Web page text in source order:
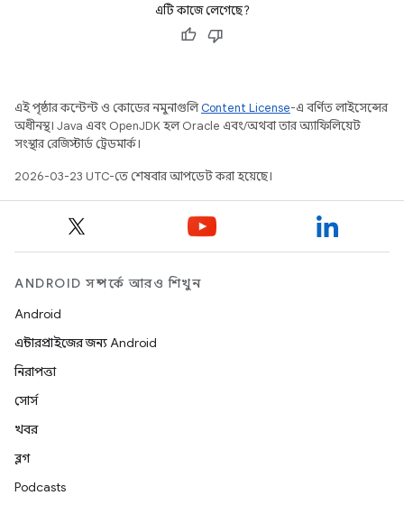
এটি কাজে লেগেছে?
এই পৃষ্ঠার কন্টেন্ট ও কোডের নমুনাগুলিContent License-এ বর্ণিত লাইসেন্সের
অধীনস্থ। Java এবং OpenJDK হল Oracle এবং/অথবা তার অ্যাফিলিয়েট
সংস্থার রেজিস্টার্ড ট্রেডমার্ক।
2026-03-23 UTC-তে শেষবার আপডেট করা হয়েছে।
ANDROID সম্পর্কে আরও শিখুন
Android
এন্টারপ্রাইজের জন্য Android
নিরাপত্তা
সোর্স
খবর
ব্লগ
Podcasts